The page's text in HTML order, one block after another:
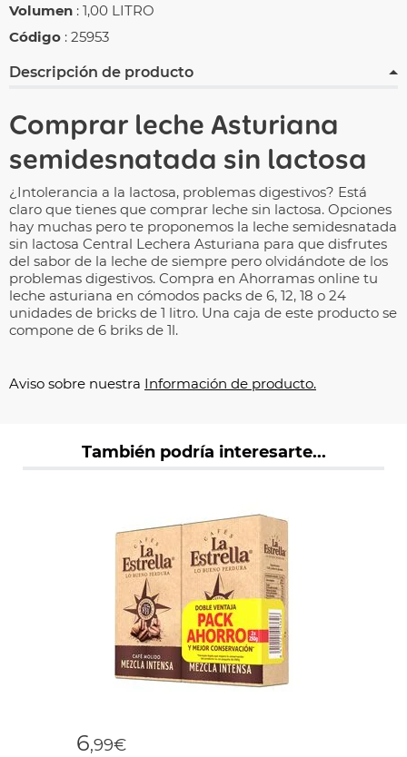
Volumen : 1,00 LITRO
Código : 25953
Descripción de producto
Comprar leche Asturiana
semidesnatada sin lactosa
¿Intolerancia a la lactosa, problemas digestivos? Está
claro que tienes que comprar leche sin lactosa. Opciones
hay muchas pero te proponemos la leche semidesnatada
sin lactosa Central Lechera Asturiana para que disfrutes
del sabor de la leche de siempre pero olvidándote de los
problemas digestivos. Compra en Ahorramas online tu
leche asturiana en cómodos packs de 6, 12, 18 o 24
unidades de bricks de 1 litro. Una caja de este producto se
compone de 6 briks de 1l.
Aviso sobre nuestra Información de producto.
También podría interesarte...
6,99€